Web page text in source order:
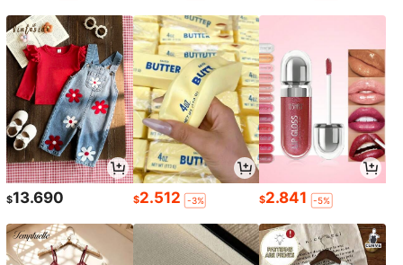
$13.690 $2.512 -3% $2.841 -5%